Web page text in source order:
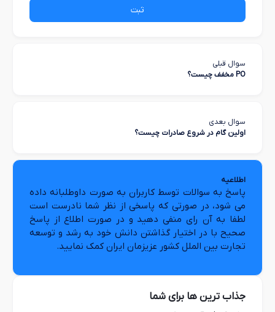
ثبت
سوال قبلی
PO مخفف چیست؟
سوال بعدی
اولین گام در شروع صادرات چیست؟
اطلاعیه
پاسخ به سوالات توسط کاربران به صورت داوطلبانه داده
می شود، در صورتی که پاسخی از نظر شما نادرست است
لطفا به آن رای منفی دهید و در صورت اطلاع از پاسخ
صحیح با در اختیار گذاشتن دانش خود به رشد و توسعه
تجارت بین الملل کشور عزیزمان ایران کمک نمایید.
جذاب ترین ها برای شما